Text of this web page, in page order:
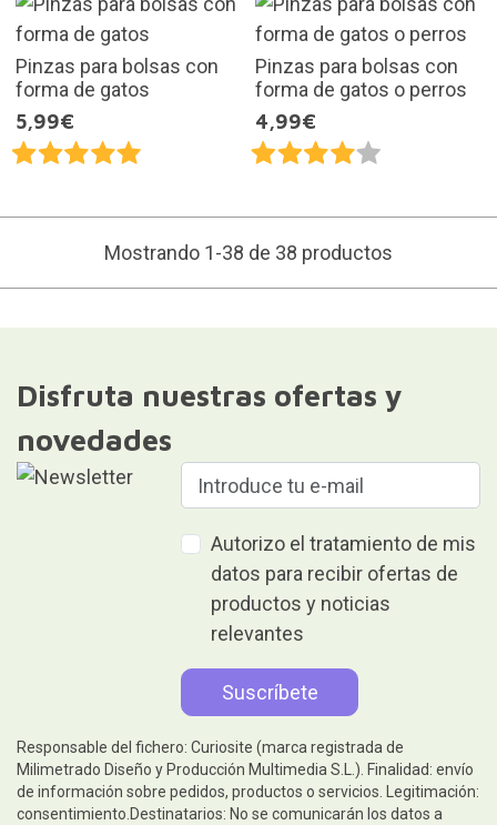
Pinzas para bolsas con
forma de gatos
5,99€
Pinzas para bolsas con
forma de gatos o perros
4,99€
Mostrando 1-38 de 38 productos
Disfruta nuestras ofertas y
novedades
Autorizo el tratamiento de mis
datos para recibir ofertas de
productos y noticias
relevantes
Responsable del fichero: Curiosite (marca registrada de
Milimetrado Diseño y Producción Multimedia S.L.). Finalidad: envío
de información sobre pedidos, productos o servicios. Legitimación:
consentimiento.Destinatarios: No se comunicarán los datos a